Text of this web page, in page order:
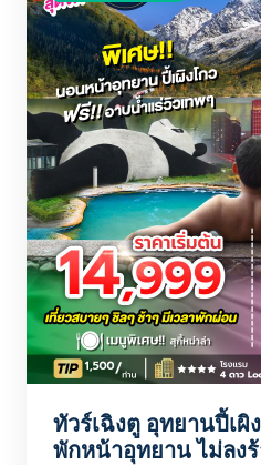
ทัวร์เฉิงตู อุทยานปี้เผิ
พักหน้าอุทยาน ไม่ลง